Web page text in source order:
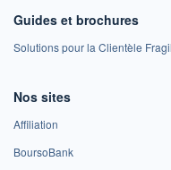
Guides et brochures
Solutions pour la Clientèle
Nos sites
Affiliation
BoursoBank